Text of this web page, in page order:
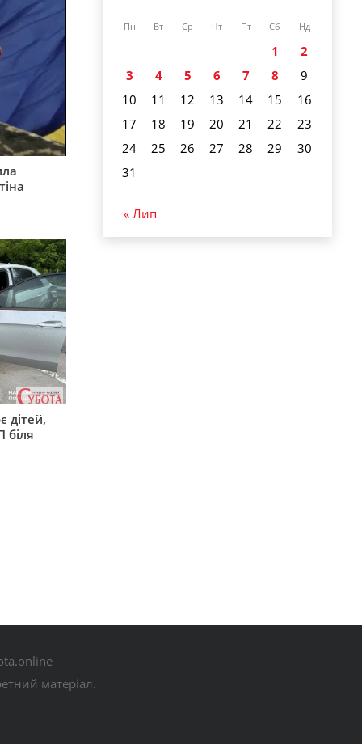
дітей,
біля
Пн Вт Ср Чт Пт Сб Нд
1
2
3
4 5 6 7 8
9
10
11 12 13 14 15
16
17
18 19 20 21 22
23
24
25 26 27 28 29
30
31
« Лип
матеріал.